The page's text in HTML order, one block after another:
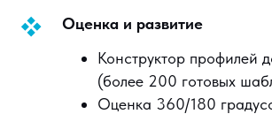
Оценка и развитие
Конструктор профилей
(более 200 готовых
Оценка 360/180